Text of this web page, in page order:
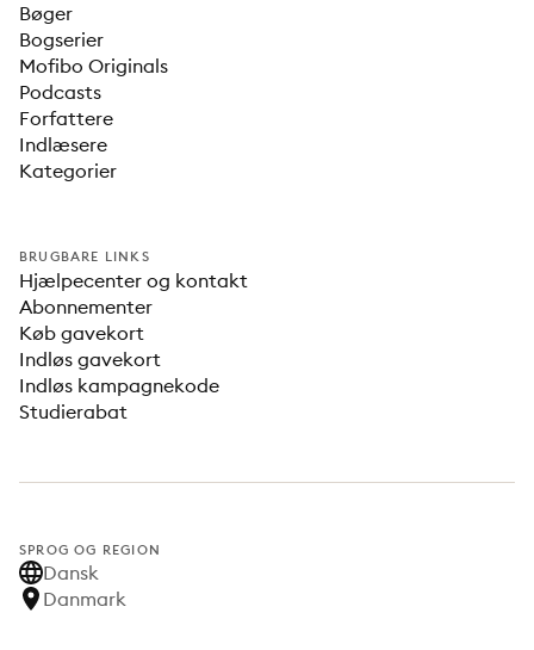
Bøger
Bogserier
Mofibo Originals
Podcasts
Forfattere
Indlæsere
Kategorier
BRUGBARE LINKS
Hjælpecenter og kontakt
Abonnementer
Køb gavekort
Indløs gavekort
Indløs kampagnekode
Studierabat
SPROG OG REGION
Dansk
Danmark